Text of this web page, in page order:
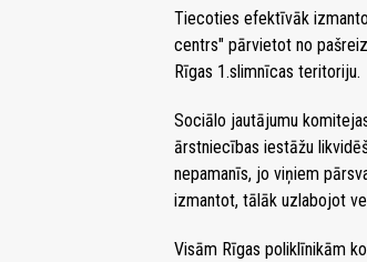
Tiecoties efektīvāk
centrs" pārvietot no
Rīgas 1.slimnīcas teritoriju.
Sociālo jautājumu
ārstniecības iestāžu
nepamanīs, jo viņiem
izmantot, tālāk uzlabojot
Visām Rīgas poliklīnikām